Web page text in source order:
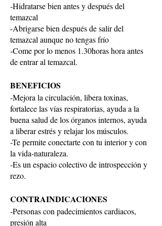
-Hidratarse bien antes y después del
temazcal
-Abrigarse bien después de salir del
temazcal aunque no tengas frío
-Come por lo menos 1.30horas hora antes
de entrar al temazcal.
BENEFICIOS
-Mejora la circulación, libera toxinas,
fortalece las vías respiratorias, ayuda a la
buena salud de los órganos internos, ayuda
a liberar estrés y relajar los músculos.
-Te permite conectarte con tu interior y con
la vida-naturaleza.
-Es un espacio colectivo de introspección y
rezo.
CONTRAINDICACIONES
-Personas con padecimientos cardiacos,
presión alta